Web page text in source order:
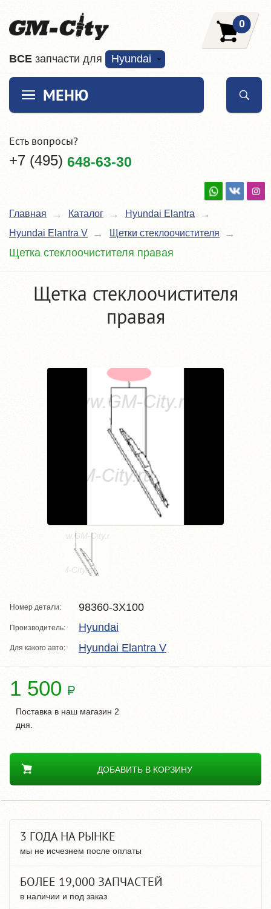
ВCE запчасти для Hyundai
0
МЕНЮ
Есть вопросы?
+7 (495) 648-63-30
Главная Каталог
Hyundai Elantra
Hyundai Elantra V
Щетки стеклоочистителя
Щетка стеклоочистителя правая
Щетка стеклоочистителя
правая
Номер детали: 98360-3X100
Производитель: Hyundai
Для какого авто: Hyundai Elantra V
1 500
Поставка в наш магазин 2
дня.
ДОБАВИТЬ В КОРЗИНУ
3 ГОДА НА РЫНКЕ
мы не исчезнем после оплаты
БОЛЕЕ 19,000 ЗАПЧАСТЕЙ
в наличии и под заказ